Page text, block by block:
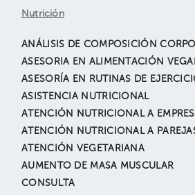
Nutrición
ANÁLISIS DE COMPOSICIÓN
ASESORIA EN ALIMENTACIÓN
ASISTENCIA NUTRICIONAL
ATENCIÓN NUTRICIONAL A
ATENCIÓN NUTRICIONAL A
ATENCIÓN VEGETARIANA
AUMENTO DE MASA MUSCULAR
CONSULTA